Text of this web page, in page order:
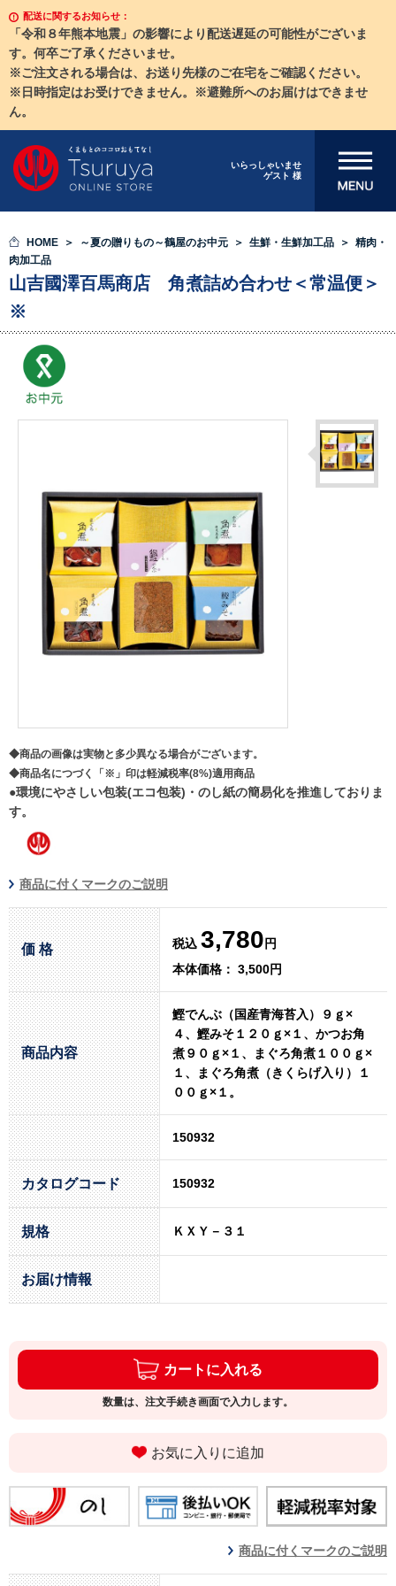
配送に関するお知らせ：
「令和８年熊本地震」の影響により配送遅延の可能性がございま
す。何卒ご了承くださいませ。
※ご注文される場合は、お送り先様のご在宅をご確認ください。
※日時指定はお受けできません。※避難所へのお届けはできませ
ん。
いらっしゃいませ
ゲスト 様
メニューを開
HOME ～夏の贈りもの～鶴屋のお中元 生鮮・生鮮加工品
精肉・
肉加工品
山吉國澤百馬商店 角煮詰め合わせ＜常温便＞
※
◆商品の画像は実物と多少異なる場合がございます。
◆商品名につづく「※」印は軽減税率(8%)適用商品
●環境にやさしい包装(エコ包装)・のし紙の簡易化を推進しておりま
す。
商品に付くマークのご説明
価 格 税込 3,780 円
本体価格： 3,500円
商品内容
鰹でんぶ（国産青海苔入）９ｇ×
４、鰹みそ１２０ｇ×１、かつお角
煮９０ｇ×１、まぐろ角煮１００ｇ×
１、まぐろ角煮（きくらげ入り）１
００ｇ×１。
150932
カタログコード 150932
規格 ＫＸＹ－３１
お届け情報
カートに入れる
数量は、注文手続き画面で入力します。
お気に入りに追加
商品に付くマークのご説明